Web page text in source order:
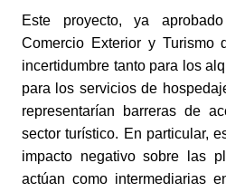
Este proyecto, ya
Comercio Exterior y Turismo
incertidumbre tanto para los
para los servicios de
representarían barreras de
sector turístico. En particular,
impacto negativo sobre las
actúan como intermediarias